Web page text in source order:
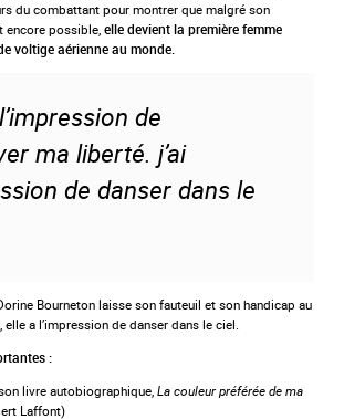
du combattant pour montrer que malgré son
encore possible, elle devient la première femme
voltige aérienne au monde.
de
ma liberté. j’ai
de danser dans le
Bourneton laisse son fauteuil et son handicap au
a l’impression de danser dans le ciel.
:
livre autobiographique, La couleur préférée de ma
Laffont)